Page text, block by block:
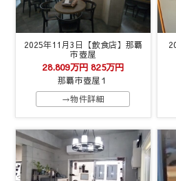
2025年11月3日【飲食店】那覇
市壺屋
28.809万円825万円
那覇市壺屋１
→物件詳細